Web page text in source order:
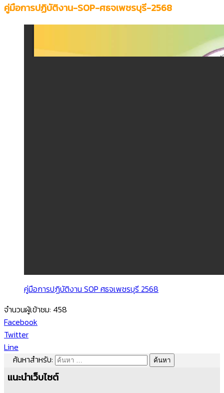
คู่มือการปฏิบัติงาน-SOP-ศธจเพชรบุรี-2568
คู่มือการปฏิบัติงาน SOP ศธจเพชรบุรี 2568
จำนวนผู้เข้าชม: 458
Facebook
Twitter
Line
ค้นหาสำหรับ:
แนะนำเว็บไซต์